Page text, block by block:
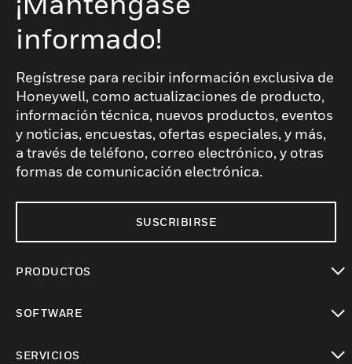
informado!
Regístrese para recibir información exclusiva de
Honeywell, como actualizaciones de producto,
información técnica, nuevos productos, eventos
y noticias, encuestas, ofertas especiales, y más,
a través de teléfono, correo electrónico, y otras
formas de comunicación electrónica.
SUSCRIBIRSE
PRODUCTOS
SOFTWARE
SERVICIOS